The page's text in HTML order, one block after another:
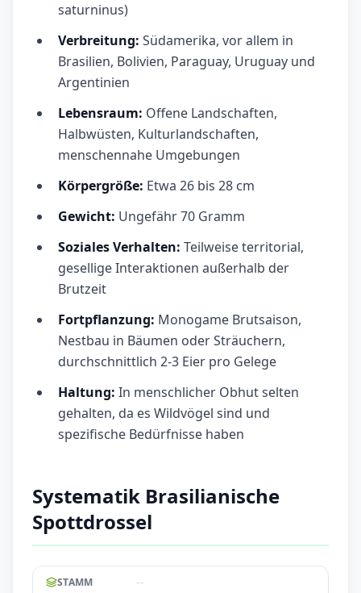
saturninus)
Verbreitung: Südamerika, vor allem in
Brasilien, Bolivien, Paraguay, Uruguay und
Argentinien
Lebensraum: Offene Landschaften,
Halbwüsten, Kulturlandschaften,
menschennahe Umgebungen
Körpergröße: Etwa 26 bis 28 cm
Gewicht: Ungefähr 70 Gramm
Soziales Verhalten: Teilweise territorial,
gesellige Interaktionen außerhalb der
Brutzeit
Fortpflanzung: Monogame Brutsaison,
Nestbau in Bäumen oder Sträuchern,
durchschnittlich 2-3 Eier pro Gelege
Haltung: In menschlicher Obhut selten
gehalten, da es Wildvögel sind und
spezifische Bedürfnisse haben
Systematik Brasilianische
Spottdrossel
STAMM --